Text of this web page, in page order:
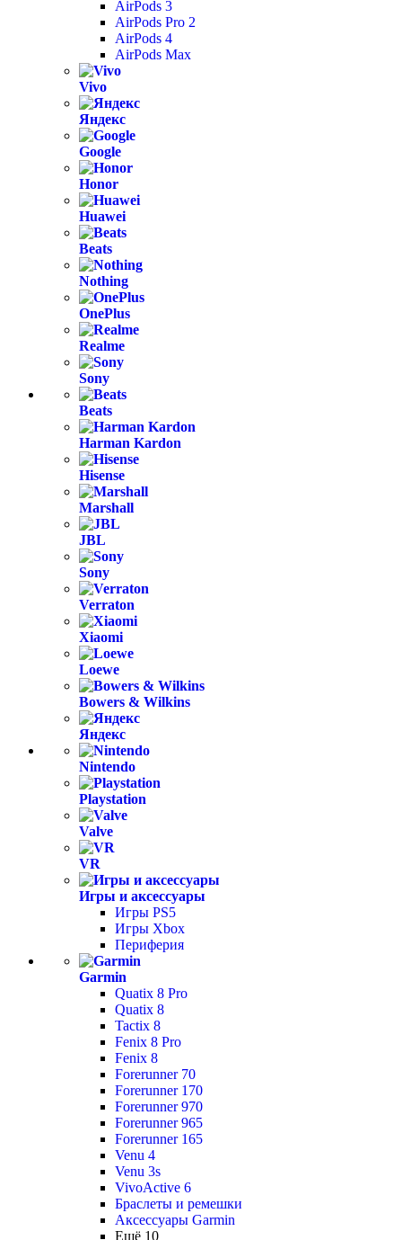
AirPods 3
AirPods Pro 2
AirPods 4
AirPods Max
Vivo
Яндекс
Google
Honor
Huawei
Beats
Nothing
OnePlus
Realme
Sony
Beats
Harman Kardon
Hisense
Marshall
JBL
Sony
Verraton
Xiaomi
Loewe
Bowers & Wilkins
Яндекс
Nintendo
Playstation
Valve
VR
Игры и аксессуары
Игры PS5
Игры Xbox
Периферия
Garmin
Quatix 8 Pro
Quatix 8
Tactix 8
Fenix 8 Pro
Fenix 8
Forerunner 70
Forerunner 170
Forerunner 970
Forerunner 965
Forerunner 165
Venu 4
Venu 3s
VivoActive 6
Браслеты и ремешки
Аксессуары Garmin
Ещё 10